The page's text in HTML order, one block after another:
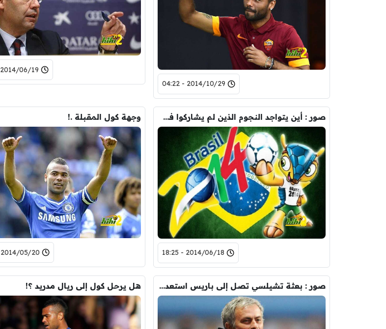
2014/10/29 - 04:22
2014/06/19 - 16:11
صور : أين يتواجد النجوم الذين لم يشاركوا في كأس العالم ؟
2014/06/18 - 18:25
وجهة كول المقبلة .!
2014/05/20 - 16:12
صور : بعثة تشيلسي تصل إلى باريس استعداداً لمواجهة باريس سان جيرمان هل يرحل كول إلى ريال مدريد ؟!